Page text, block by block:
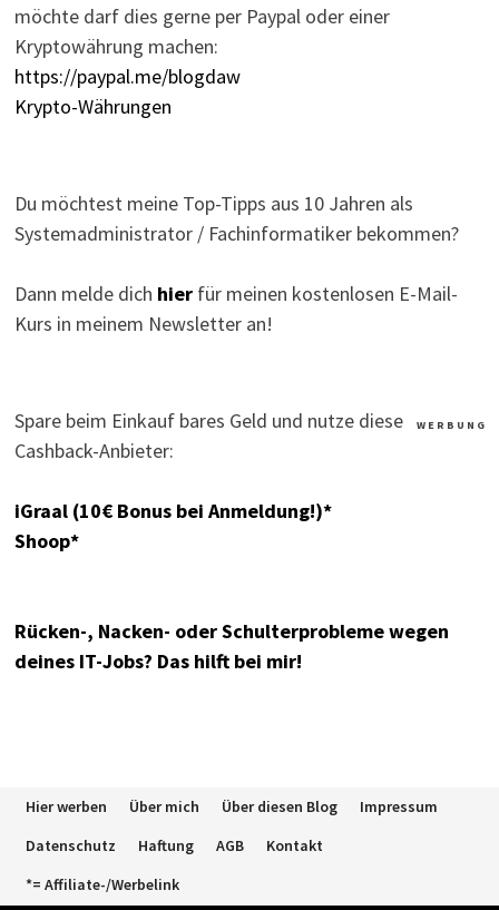
möchte darf dies gerne per Paypal oder einer
Kryptowährung machen:
https://paypal.me/blogdaw
Krypto-Währungen
Du möchtest meine Top-Tipps aus 10 Jahren als
Systemadministrator / Fachinformatiker bekommen?
Dann melde dich hierfür meinen kostenlosen E-Mail-
Kurs in meinem Newsletter an!
W E R B U N G
Spare beim Einkauf bares Geld und nutze diese
Cashback-Anbieter:
iGraal (10€ Bonus bei Anmeldung!)*
Shoop*
Rücken-, Nacken- oder Schulterprobleme wegen
deines IT-Jobs? Das hilft bei mir!
Hier werben Über mich Über diesen Blog
Impressum
Datenschutz
Haftung AGB
Kontakt
*= Affiliate-/Werbelink